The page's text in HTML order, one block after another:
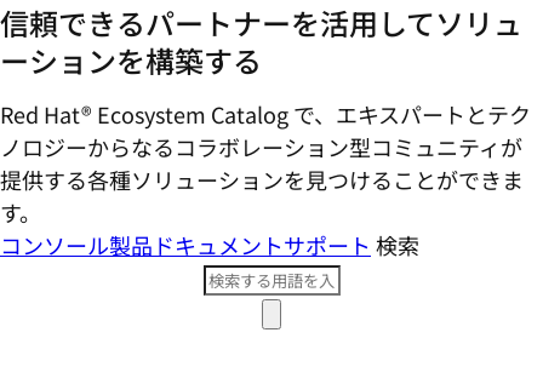
信頼できるパートナーを活用してソリュ
ーションを構築する
Red Hat® Ecosystem Catalog で、エキスパートとテク
ノロジーからなるコラボレーション型コミ​ュニティが
提供する各種ソリューションを見つけることができま
す。
コンソール製品ドキュメントサポート 検索